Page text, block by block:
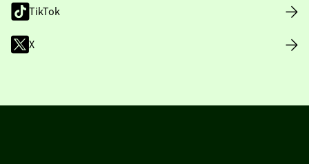
TikTok
X